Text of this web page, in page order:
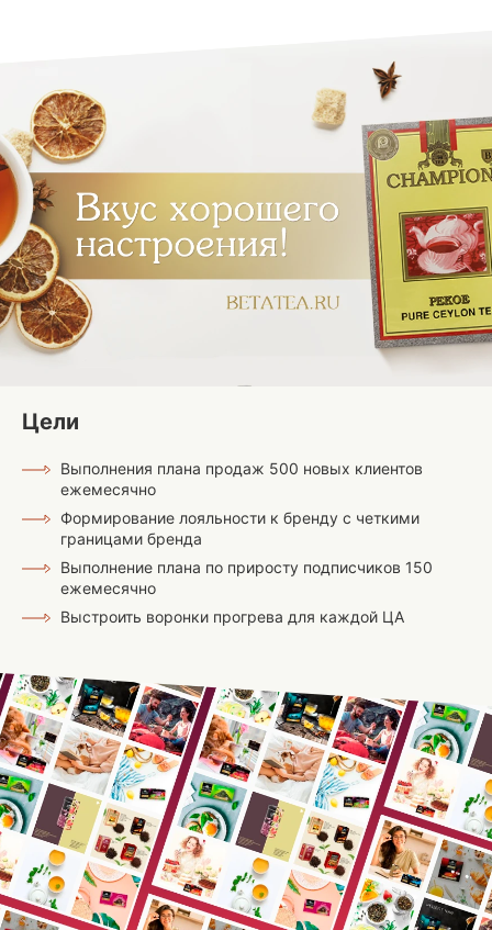
Цели
Выполнения плана продаж 500 новых клиентов
ежемесячно
Формирование лояльности к бренду с четкими
границами бренда
Выполнение плана по приросту подписчиков 150
ежемесячно
Выстроить воронки прогрева для каждой ЦА